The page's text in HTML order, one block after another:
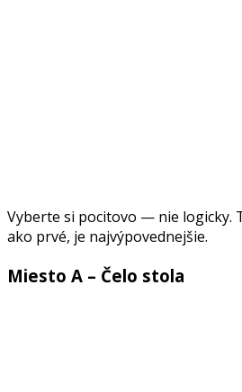
Vyberte si pocitovo — nie logicky.
ako prvé, je najvýpovednejšie.
Miesto A – Čelo stola